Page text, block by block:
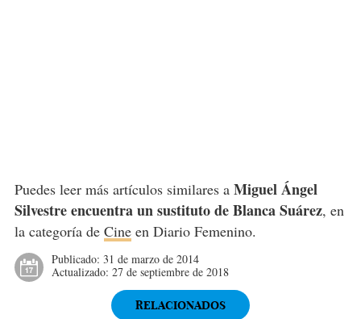
Puedes leer más artículos similares a Miguel Ángel
Silvestre encuentra un sustituto de Blanca Suárez, en
la categoría de Cineen Diario Femenino.
Publicado: 31 de marzo de 2014
Actualizado: 27 de septiembre de 2018
RELACIONADOS